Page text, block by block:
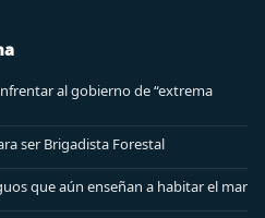
al gobierno de “extrema
ser Brigadista Forestal
que aún enseñan a habitar el mar